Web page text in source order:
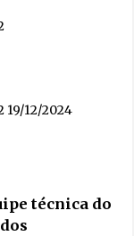
19/12/2024
técnica do